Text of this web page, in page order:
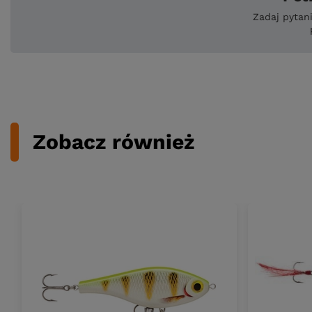
Zadaj
Zobacz również